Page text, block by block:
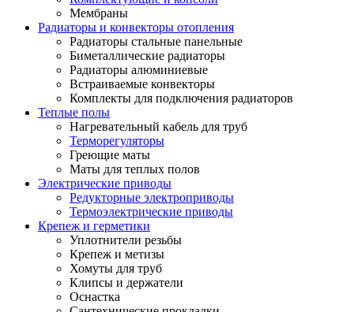
Мембраны
Радиаторы и конвекторы отопления
Радиаторы стальные панельные
Биметаллические радиаторы
Радиаторы алюминиевые
Встраиваемые конвекторы
Комплекты для подключения радиаторов
Теплые полы
Нагревательный кабель для труб
Терморегуляторы
Греющие маты
Маты для теплых полов
Электрические приводы
Редукторные электроприводы
Термоэлектрические приводы
Крепеж и герметики
Уплотнители резьбы
Крепеж и метизы
Хомуты для труб
Клипсы и держатели
Оснастка